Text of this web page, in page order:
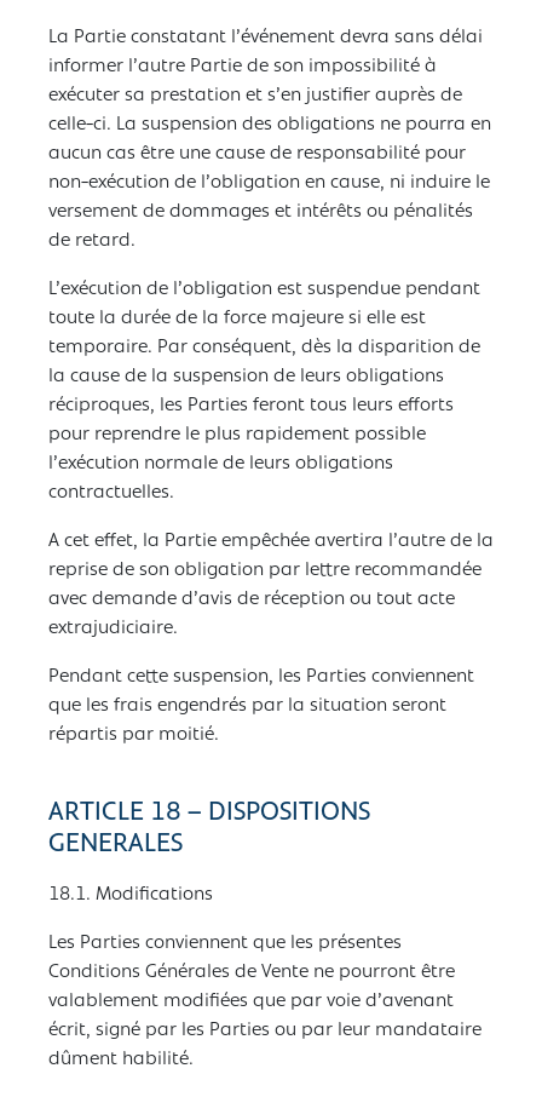
La Partie constatant l’événement devra sans délai
informer l’autre Partie de son impossibilité à
exécuter sa prestation et s’en justifier auprès de
celle-ci. La suspension des obligations ne pourra en
aucun cas être une cause de responsabilité pour
non-exécution de l’obligation en cause, ni induire le
versement de dommages et intérêts ou pénalités
de retard.
L’exécution de l’obligation est suspendue pendant
toute la durée de la force majeure si elle est
temporaire. Par conséquent, dès la disparition de
la cause de la suspension de leurs obligations
réciproques, les Parties feront tous leurs efforts
pour reprendre le plus rapidement possible
l’exécution normale de leurs obligations
contractuelles.
A cet effet, la Partie empêchée avertira l’autre de la
reprise de son obligation par lettre recommandée
avec demande d’avis de réception ou tout acte
extrajudiciaire.
Pendant cette suspension, les Parties conviennent
que les frais engendrés par la situation seront
répartis par moitié.
ARTICLE 18 – DISPOSITIONS
GENERALES
18.1. Modifications
Les Parties conviennent que les présentes
Conditions Générales de Vente ne pourront être
valablement modifiées que par voie d’avenant
écrit, signé par les Parties ou par leur mandataire
dûment habilité.